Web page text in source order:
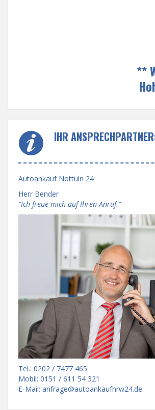
**
IHR
Autoankauf Nottuln 24
Herr Bender
"Ich freue mich auf Ihren Anruf."
Tel.: 0202 / 7477 465
Mobil: 0151 / 611 54 321
E-Mail: anfrage@autoankaufnrw24.de